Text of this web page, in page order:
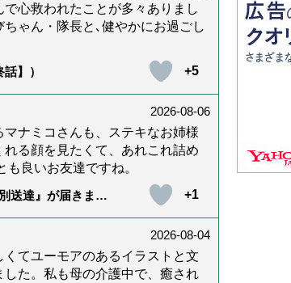
心救われたことが多々ありまし
ゃん・隊長と､健やかにお過ごし
】）
+5
2026-08-06
マナミコさんも、ステキなお姉様
る顔を見たくて、あれこれ詰め
良いお友達ですね。
送達』が届きまし
+1
2026-08-04
てユーモアのあるイラストと文
た。私も母の介護中で、癒され